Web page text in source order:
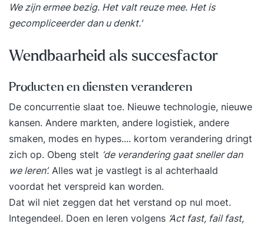
We zijn ermee bezig. Het valt reuze mee. Het is
gecompliceerder dan u denkt.'
Wendbaarheid als succesfactor
Producten en diensten veranderen
De concurrentie slaat toe. Nieuwe technologie, nieuwe
kansen. Andere markten, andere logistiek, andere
smaken, modes en hypes.... kortom verandering dringt
zich op. Obeng stelt ‘de verandering gaat sneller dan
we leren’.Alles wat je vastlegt is al achterhaald
voordat het verspreid kan worden.
Dat wil niet zeggen dat het verstand op nul moet.
Integendeel. Doen en leren volgens ‘Act fast, fail fast,